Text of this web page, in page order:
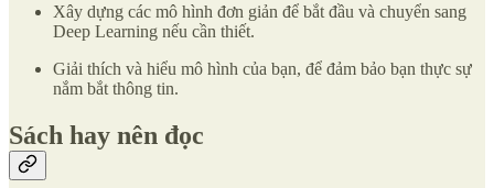
Xây dựng các mô hình đơn giản để bắt đầu và chuyển sang
Deep Learning nếu cần thiết.
Giải thích và hiểu mô hình của bạn, để đảm bảo bạn thực sự
nắm bắt thông tin.
Sách hay nên đọc